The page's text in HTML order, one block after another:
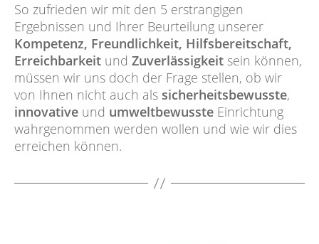
So zufrieden wir mit den 5 erstrangigen
Ergebnissen und Ihrer Beurteilung unserer
Kompetenz, Freundlichkeit, Hilfsbereitschaft,
Erreichbarkeit und Zuverlässigkeit sein können,
müssen wir uns doch der Frage stellen, ob wir
von Ihnen nicht auch als sicherheitsbewusste,
innovative und umweltbewusste Einrichtung
wahrgenommen werden wollen und wie wir dies
erreichen können.